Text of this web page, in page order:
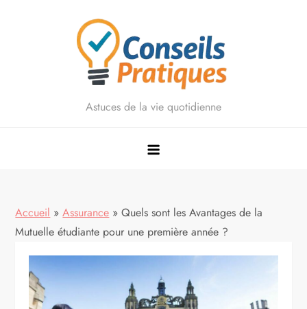
Astuces de la vie quotidienne
Accueil »Assurance »Quels sont les Avantages de la
Mutuelle étudiante pour une première année ?